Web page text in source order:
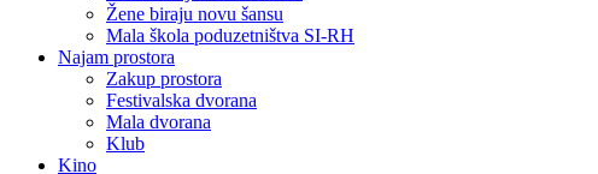
Žene biraju novu šansu
Mala škola poduzetništva SI-RH
Najam prostora
Zakup prostora
Festivalska dvorana
Mala dvorana
Klub
Kino